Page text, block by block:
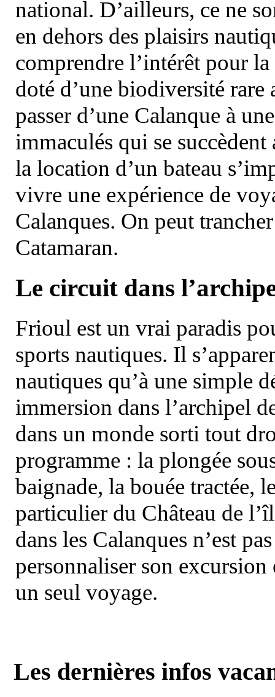
national. D’ailleurs, ce ne
en dehors des plaisirs
comprendre l’intérêt pour
doté d’une biodiversité
passer d’une Calanque à
immaculés qui se
la location d’un bateau
vivre une expérience de
Calanques. On peut
Catamaran.
Le circuit dans
Frioul est un vrai paradis
sports nautiques. Il
nautiques qu’à une simple
immersion dans l’archipel
dans un monde sorti tout
programme : la plongée
baignade, la bouée tractée,
particulier du Château de
dans les Calanques n’est
personnaliser son
un seul voyage.
Les dernières infos